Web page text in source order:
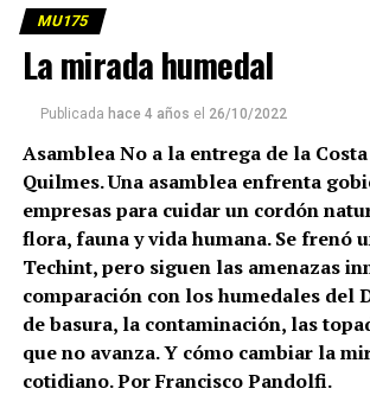
Ciro, Mikea, Noah y Berenice, huerteritos
Codo a codo. Fotos: Sebastián Smok
(más…)
MU175
La mirada humedal
Publicada hace 4 años el 26/10/2022
Asamblea No a la entrega de la
Quilmes. Una asamblea enfrenta
empresas para cuidar un cordón
flora, fauna y vida humana. Se frenó
Techint, pero siguen las amenazas
comparación con los humedales del
de basura, la contaminación, las
que no avanza. Y cómo cambiar la
cotidiano. Por Francisco Pandolfi.